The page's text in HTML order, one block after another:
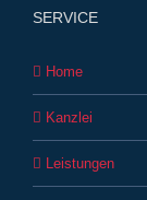
SERVICE
Home
Kanzlei
Leistungen